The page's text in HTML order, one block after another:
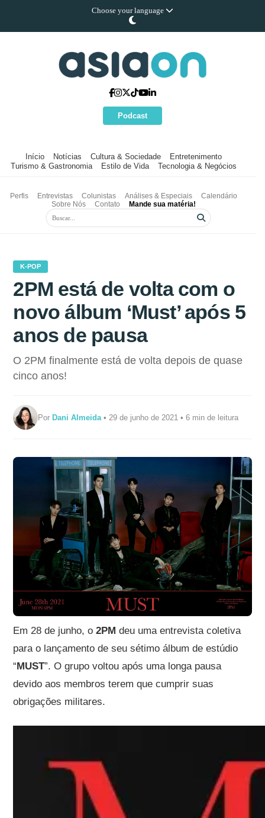
Choose your language
Podcast
Início Notícias Cultura & Sociedade
Entretenimento
Turismo & Gastronomia
Estilo de Vida Tecnologia & Negócios
Perfis Entrevistas Colunistas Análises & Especiais
Calendário
Sobre Nós
Contato Mande sua matéria!
K-POP
2PM está de volta com o
novo álbum ‘Must’ após 5
anos de pausa
O 2PM finalmente está de volta depois de quase
cinco anos!
PorDani Almeida • 29 de junho de 2021 • 6 min de leitura
Em 28 de junho, o2PM deu uma entrevista coletiva
para o lançamento de seu sétimo álbum de estúdio
“MUST”. O grupo voltou após uma longa pausa
devido aos membros terem que cumprir suas
obrigações militares.